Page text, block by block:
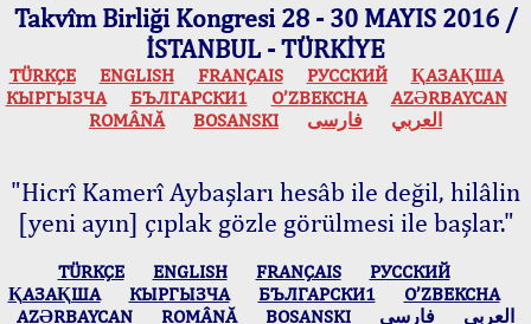
Takvîm Birliği Kongresi 28 - 30 MAYIS 2016 /
İSTANBUL - TÜRKİYE
TÜRKÇE ENGLISH FRANÇAIS РУССКИЙ
ҚАЗАҚША
КЫPГЫЗЧA
БЪЛГАРСКИ1 O’ZBEKCHA
AZӘRBAYCAN
ROMÂNĂ
BOSANSKI العربي فارسی
"Hicrî Kamerî Aybaşları hesâb ile değil, hilâlin
[yeni ayın] çıplak gözle görülmesi ile başlar."
TÜRKÇE ENGLISH FRANÇAIS
РУССКИЙ
ҚАЗАҚША
КЫPГЫЗЧA БЪЛГАРСКИ1
O’ZBEKCHA
AZӘRBAYCAN
ROMÂNĂ BOSANSKI العربي فارسی